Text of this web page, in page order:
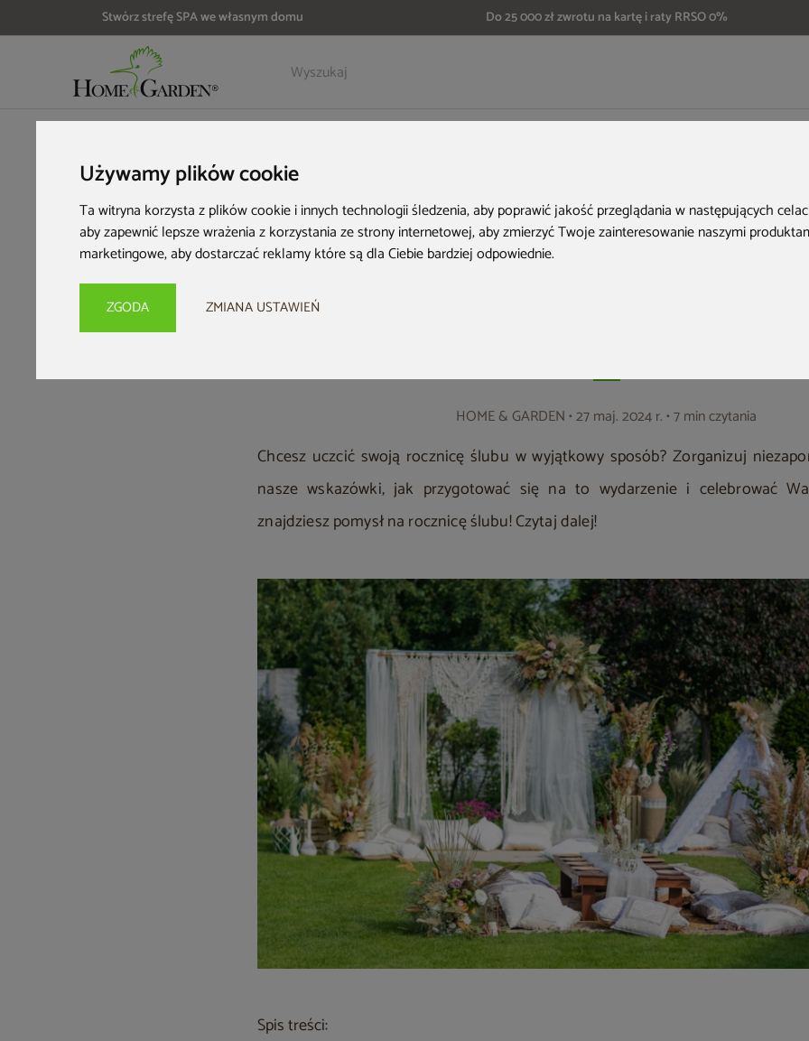
Używamy plików cookie
Ta witryna korzysta z plików cookie i innych technologii śledzenia, aby poprawić jakość przeglądania w następujących
aby zapewnić lepsze wrażenia z korzystania ze strony internetowej,aby zmierzyć Twoje zainteresowanie naszymi
marketingowe,aby dostarczać reklamy które są dla Ciebie bardziej odpowiednie.
ZGODA ZMIANA USTAWIEŃ
Stwórz strefę SPA we własnym domu Do 25 000 zł zwrotu na kartę i raty RRSO 0%
Pomysł na rocznicę
przygotuj z nami
HOME & GARDEN• 27 maj. 2024 r. • 7 min czytania
Chcesz uczcić swoją rocznicę ślubu w wyjątkowy sposób? Zorganizuj
nasze wskazówki, jak przygotować się na to wydarzenie i celebrować
znajdziesz pomysł na rocznicę ślubu! Czytaj dalej!
Spis treści: